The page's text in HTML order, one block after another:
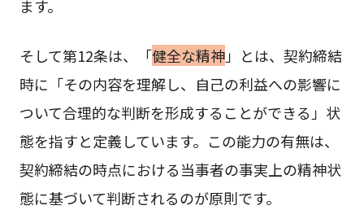
ます。
そして第12条は、「健全な精神」とは、契約締結
時に「その内容を理解し、自己の利益への影響に
ついて合理的な判断を形成することができる」状
態を指すと定義しています。この能力の有無は、
契約締結の時点における当事者の事実上の精神状
態に基づいて判断されるのが原則です。